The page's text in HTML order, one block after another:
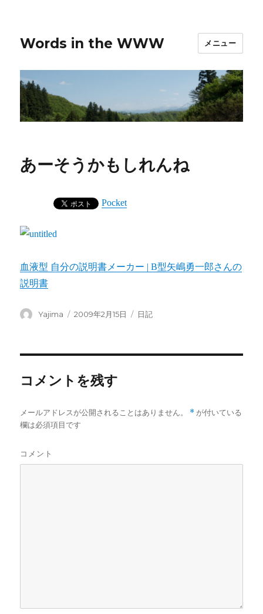
Words in the WWW メニュー
あーそうかもしれんね
Pocket
血液型 自分の説明書メーカー | B型矢嶋勇一郎さんの
説明書
投
Yajima
投
2009年2月15日
カ
リ
日記
コメントを残す
メールアドレスが公開されることはありません。 *が付いている
欄は必須項目です
コメント